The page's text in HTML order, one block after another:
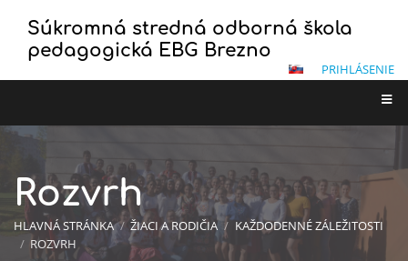
Súkromná stredná odborná škola
pedagogická EBG Brezno
PRIHLÁSENIE
Rozvrh
HLAVNÁ STRÁNKA / ŽIACI A RODIČIA / KAŽDODENNÉ ZÁLEŽITOSTI
/ ROZVRH